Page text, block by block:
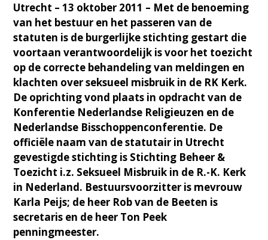
Utrecht – 13 oktober 2011 – Met de benoeming
van het bestuur en het passeren van de
statuten is de burgerlijke stichting gestart die
voortaan verantwoordelijk is voor het toezicht
op de correcte behandeling van meldingen en
klachten over seksueel misbruik in de RK Kerk.
De oprichting vond plaats in opdracht van de
Konferentie Nederlandse Religieuzen en de
Nederlandse Bisschoppenconferentie. De
officiële naam van de statutair in Utrecht
gevestigde stichting is Stichting Beheer &
Toezicht i.z. Seksueel Misbruik in de R.-K. Kerk
in Nederland. Bestuursvoorzitter is mevrouw
Karla Peijs; de heer Rob van de Beeten is
secretaris en de heer Ton Peek
penningmeester.